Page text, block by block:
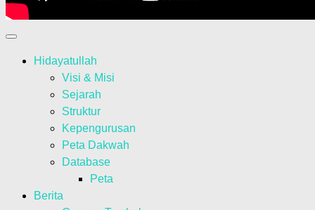
Hidayatullah
Visi & Misi
Sejarah
Struktur
Kepengurusan
Peta Dakwah
Database
Peta
Berita